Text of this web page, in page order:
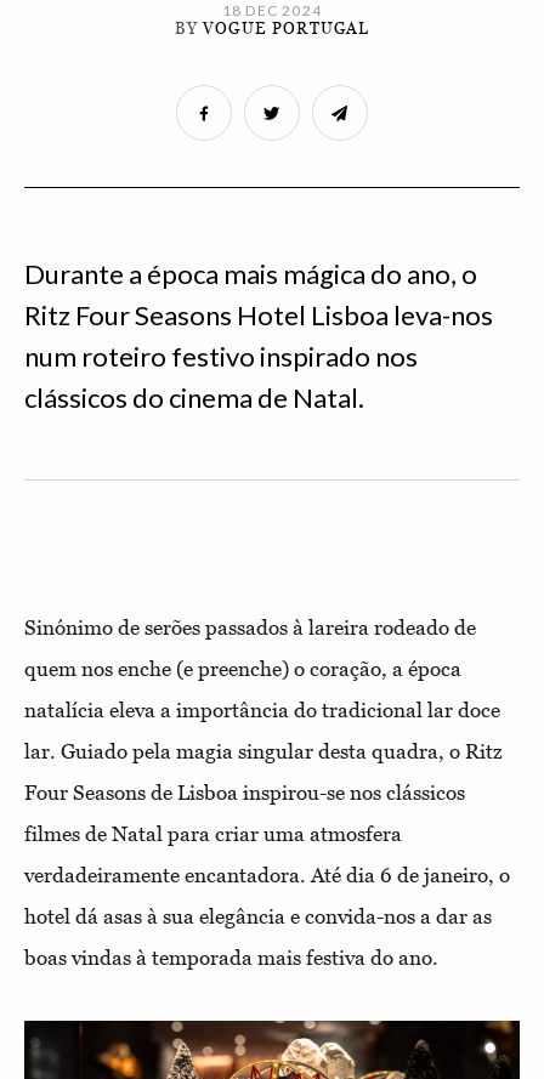
18 DEC 2024
BYVOGUE PORTUGAL
Durante a época mais mágica do ano, o
Ritz Four Seasons Hotel Lisboa leva-nos
num roteiro festivo inspirado nos
clássicos do cinema de Natal.
Sinónimo de serões passados à lareira rodeado de
quem nos enche (e preenche) o coração, a época
natalícia eleva a importância do tradicional lar doce
lar. Guiado pela magia singular desta quadra, o Ritz
Four Seasons de Lisboa inspirou-se nos clássicos
filmes de Natal para criar uma atmosfera
verdadeiramente encantadora. Até dia 6 de janeiro, o
hotel dá asas à sua elegância e convida-nos a dar as
boas vindas à temporada mais festiva do ano.